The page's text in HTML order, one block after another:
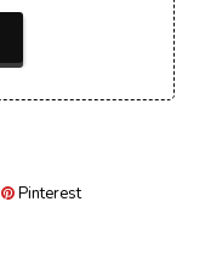
Pinterest